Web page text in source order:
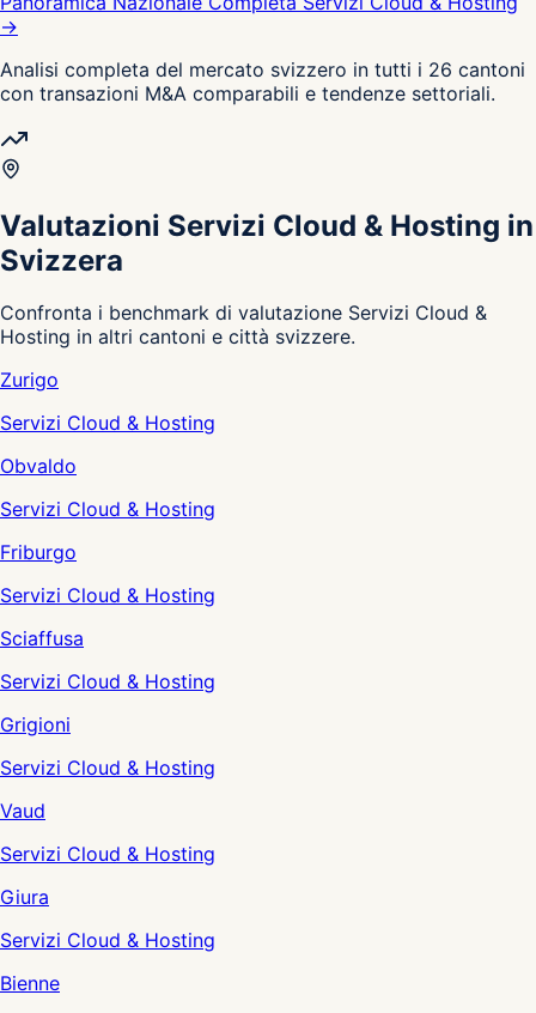
→
Analisi completa del mercato svizzero in tutti i 26 cantoni
con transazioni M&A comparabili e tendenze settoriali.
Valutazioni Servizi Cloud & Hosting in
Svizzera
Confronta i benchmark di valutazione Servizi Cloud &
Hosting in altri cantoni e città svizzere.
Zurigo
Servizi Cloud & Hosting
Obvaldo
Servizi Cloud & Hosting
Friburgo
Servizi Cloud & Hosting
Sciaffusa
Servizi Cloud & Hosting
Grigioni
Servizi Cloud & Hosting
Vaud
Servizi Cloud & Hosting
Giura
Servizi Cloud & Hosting
Bienne